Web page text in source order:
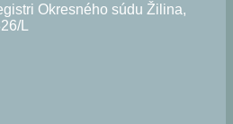
Okresného súdu Žilina,
L